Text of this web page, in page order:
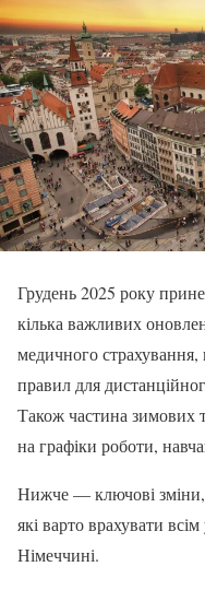
Грудень 2025 року
кілька важливих
медичного страхування,
правил для
Також частина зимових
на графіки роботи,
Нижче — ключові зміни,
які варто врахувати
Німеччині.